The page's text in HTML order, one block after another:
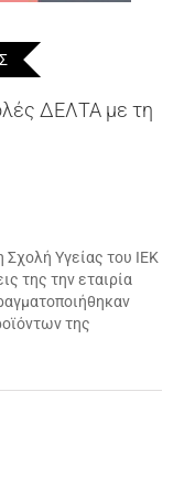
ΔΕΛΤΑ με τη
Υγείας του ΙΕΚ
της την εταιρία
της